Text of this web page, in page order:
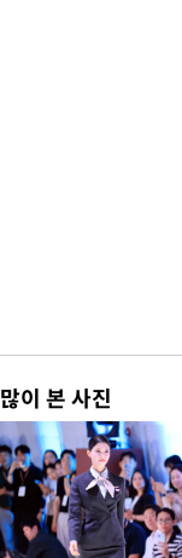
많이 본 사진